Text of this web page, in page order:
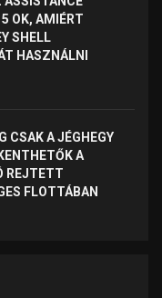
OK, AMIÉRT
SHELL
HASZNÁLNI
CSAK A JÉGHEGY
A
REJTETT
FLOTTÁBAN